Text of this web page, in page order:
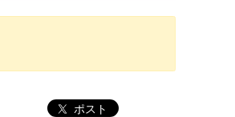
ポスト